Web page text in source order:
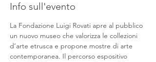
Info sull'evento
La Fondazione Luigi Rovati apre al pubblico
un nuovo museo che valorizza le collezioni
d’arte etrusca e propone mostre di arte
contemporanea. Il percorso espositivo